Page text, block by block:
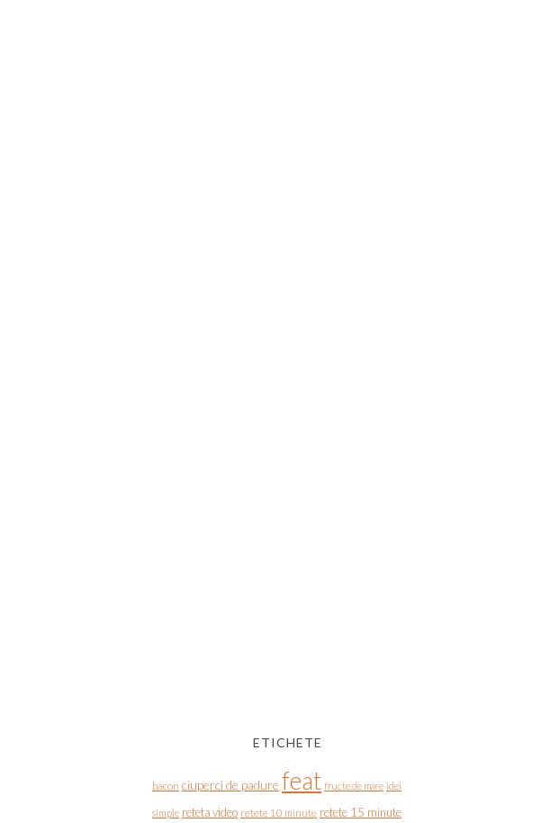
ETICHETE
bacon ciuperci de padure feat fructe de mare idei
simple reteta video retete 10 minute retete 15 minute